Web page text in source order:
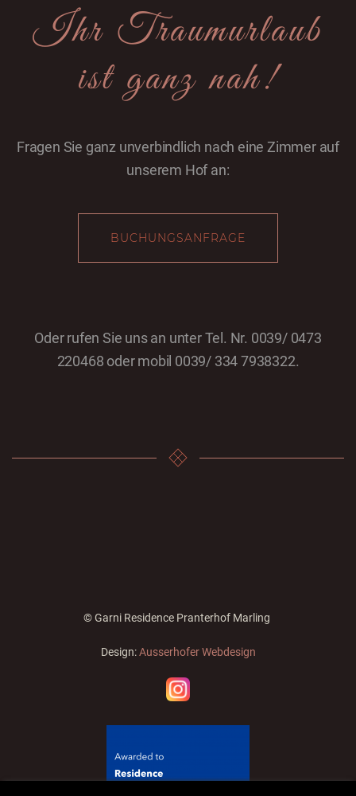
Ihr Traumurlaub
ist ganz nah!
Fragen Sie ganz unverbindlich nach eine Zimmer auf
unserem Hof an:
BUCHUNGSANFRAGE
Oder rufen Sie uns an unter Tel. Nr. 0039/ 0473
220468 oder mobil 0039/ 334 7938322.
© Garni Residence Pranterhof Marling
Design:Ausserhofer Webdesign